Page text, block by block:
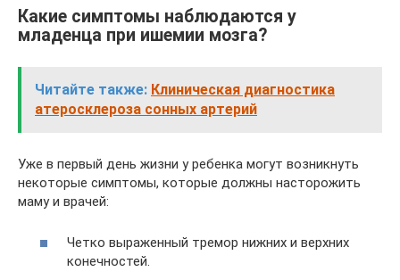
Какие симптомы наблюдаются у
младенца при ишемии мозга?
Читайте также: Клиническая диагностика
атеросклероза сонных артерий
Уже в первый день жизни у ребенка могут возникнуть
некоторые симптомы, которые должны насторожить
маму и врачей:
Четко выраженный тремор нижних и верхних
конечностей.